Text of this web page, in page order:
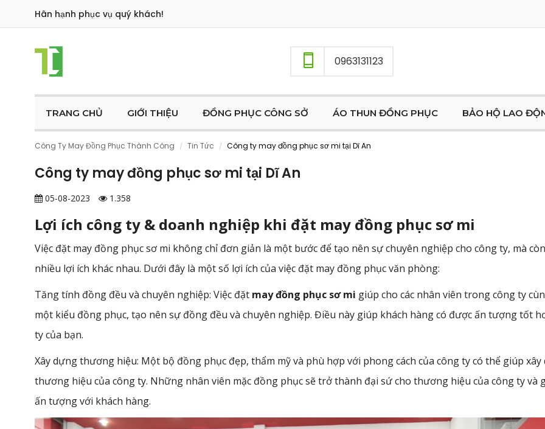
Hân hạnh phục vụ quý khách!
0963131123
TRANG CHỦ GIỚI THIỆU ĐỒNG PHỤC CÔNG SỞ ÁO THUN ĐỒNG PHỤC BẢO HỘ LAO
Công Ty May Đồng Phục Thành Công / Tin Tức / Công ty may đồng phục sơ mi tại Dĩ An
Công ty may đồng phục sơ mi tại Dĩ An
05-08-2023 1.358
Lợi ích công ty & doanh nghiệp khi đặt may đồng phục sơ mi
Việc đặt may đồng phục sơ mi không chỉ đơn giản là một bước để tạo nên sự chuyên nghiệp cho công ty, mà
nhiều lợi ích khác nhau. Dưới đây là một số lợi ích của việc đặt may đồng phục văn phòng:
Tăng tính đồng đều và chuyên nghiệp: Việc đặt may đồng phục sơ mi giúp cho các nhân viên trong công ty
một kiểu đồng phục, tạo nên sự đồng đều và chuyên nghiệp. Điều này giúp khách hàng có được ấn tượng tốt
ty của bạn.
Xây dựng thương hiệu: Một bộ đồng phục đẹp, thẩm mỹ và phù hợp với phong cách của công ty có thể giúp
thương hiệu của công ty. Những nhân viên mặc đồng phục sẽ trở thành đại sứ cho thương hiệu của công ty và
ấn tượng với khách hàng.